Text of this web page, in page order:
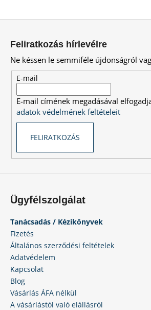
Feliratkozás hírlevélre
Ne késsen le semmiféle újdonságról
E-mail
E-mail címének megadásával
adatok védelmének feltételeit
FELIRATKOZÁS
Ügyfélszolgálat
Tanácsadás / Kézikönyvek
Fizetés
Általános szerződési feltételek
Adatvédelem
Kapcsolat
Blog
Vásárlás ÁFA nélkül
A vásárlástól való elállásról